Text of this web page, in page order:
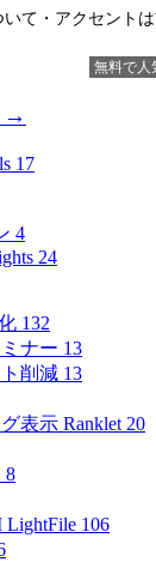
いて・アクセント
無料で人
→
17
4
24
132
ナー 13
削減 13
表示 Ranklet 20
8
LightFile 106